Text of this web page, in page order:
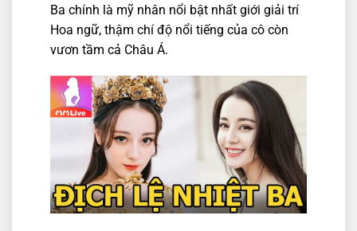
Ba chính là mỹ nhân nổi bật nhất giới giải trí
Hoa ngữ, thậm chí độ nổi tiếng của cô còn
vươn tầm cả Châu Á.